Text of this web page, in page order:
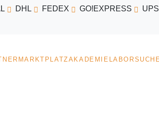
DHL FEDEX GO!EXPRESS UPS